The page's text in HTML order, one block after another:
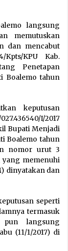
langsung
memutuskan
dan mencabut
KPU Kab.
Penetapan
Boalemo tahun
keputusan
I/2017
Bupati Menjadi
Boalemo tahun
nomor urut 3
yang memenuhi
dinyatakan dan
seperti
termasuk
langsung
(11/1/2017) di